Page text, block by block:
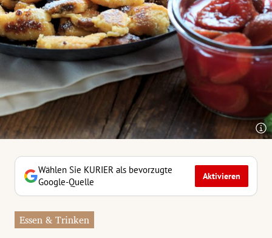
Untermenü
Untermenü
Untermenü
Untermenü
Untermenü
Untermenü
Untermenü
Wählen Sie KURIER als bevorzugte
Google-Quelle
Aktivieren
Essen & Trinken